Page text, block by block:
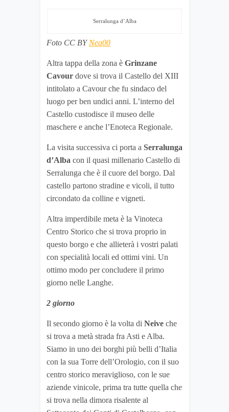
Serralunga d’Alba
Foto CC BY Neq00
Altra tappa della zona è Grinzane
Cavour dove si trova il Castello del XIII
intitolato a Cavour che fu sindaco del
luogo per ben undici anni. L’interno del
Castello custodisce il museo delle
maschere e anche l’Enoteca Regionale.
La visita successiva ci porta a Serralunga
d’Alba con il quasi millenario Castello di
Serralunga che è il cuore del borgo. Dal
castello partono stradine e vicoli, il tutto
circondato da colline e vigneti.
Altra imperdibile meta è la Vinoteca
Centro Storico che si trova proprio in
questo borgo e che allieterà i vostri palati
con specialità locali ed ottimi vini. Un
ottimo modo per concludere il primo
giorno nelle Langhe.
2 giorno
Il secondo giorno è la volta di Neive che
si trova a metà strada fra Asti e Alba.
Siamo in uno dei borghi più belli d’Italia
con la sua Torre dell’Orologio, con il suo
centro storico meraviglioso, con le sue
aziende vinicole, prima tra tutte quella che
si trova nella dimora risalente al